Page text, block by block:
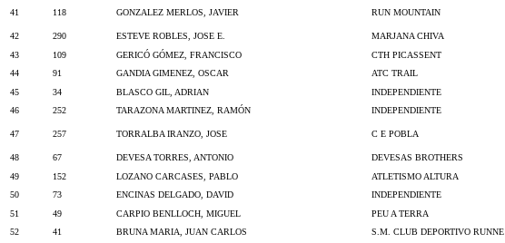
41 118 GONZALEZ MERLOS, JAVIER RUN MOUNTAIN
42 290 ESTEVE ROBLES, JOSE E. MARJANA CHIVA
43
109 GERICÓ GÓMEZ, FRANCISCO CTH PICASSENT
44
91 GANDIA GIMENEZ, OSCAR ATC TRAIL
45
34 BLASCO GIL, ADRIAN INDEPENDIENTE
46
252 TARAZONA MARTINEZ, RAMÓN INDEPENDIENTE
47 257 TORRALBA IRANZO, JOSE C E POBLA
48 67 DEVESA TORRES, ANTONIO DEVESAS BROTHERS
49
152 LOZANO CARCASES, PABLO ATLETISMO ALTURA
50
73 ENCINAS DELGADO, DAVID INDEPENDIENTE
51
49 CARPIO BENLLOCH, MIGUEL PEU A TERRA
52
41 BRUNA MARIA, JUAN CARLOS S.M. CLUB DEPORTIVO RUNNE